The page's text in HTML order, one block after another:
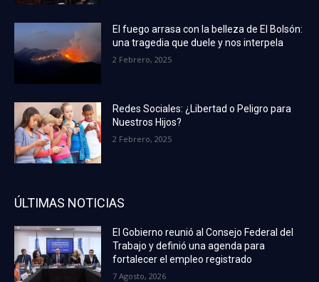
El fuego arrasa con la belleza de El Bolsón:
una tragedia que duele y nos interpela
2 Febrero, 2025
Redes Sociales: ¿Libertad o Peligro para
Nuestros Hijos?
2 Febrero, 2025
ÚLTIMAS NOTICIAS
El Gobierno reunió al Consejo Federal del
Trabajo y definió una agenda para
fortalecer el empleo registrado
7 Agosto, 2026